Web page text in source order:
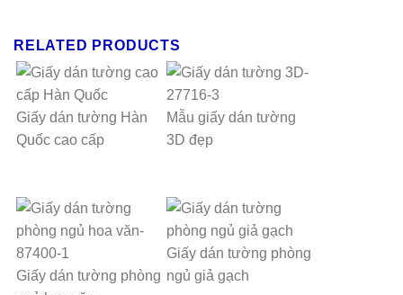
RELATED PRODUCTS
Giấy dán tường Hàn
Quốc cao cấp
Mẫu giấy dán tường
3D đẹp
Giấy dán tường phòng
Giấy dán tường phòng
ngủ giả gạch